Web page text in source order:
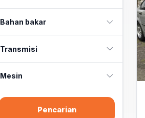
Bahan bakar
Transmisi
Mesin
Pencarian